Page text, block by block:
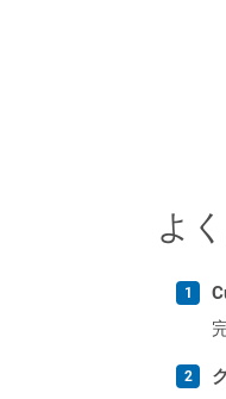
よ